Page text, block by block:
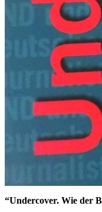
“Undercover. Wie der